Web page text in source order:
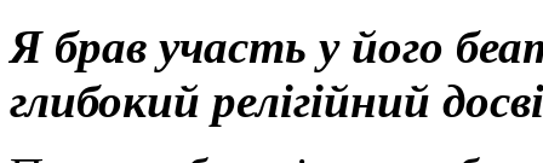
Я брав участь у його
глибокий релігійний